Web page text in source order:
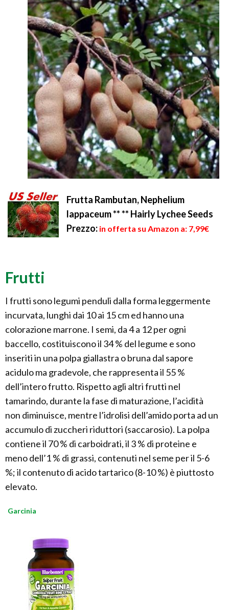
Frutta Rambutan, Nephelium
lappaceum ** ** Hairly Lychee Seeds
Prezzo: in offerta su Amazon a: 7,99€
Frutti
I frutti sono legumi penduli dalla forma leggermente
incurvata, lunghi dai 10 ai 15 cm ed hanno una
colorazione marrone. I semi, da 4 a 12 per ogni
baccello, costituiscono il 34 % del legume e sono
inseriti in una polpa giallastra o bruna dal sapore
acidulo ma gradevole, che rappresenta il 55 %
dell’intero frutto. Rispetto agli altri frutti nel
tamarindo, durante la fase di maturazione, l’acidità
non diminuisce, mentre l’idrolisi dell’amido porta ad un
accumulo di zuccheri riduttori (saccarosio). La polpa
contiene il 70 % di carboidrati, il 3 % di proteine e
meno dell’1 % di grassi, contenuti nel seme per il 5-6
%; il contenuto di acido tartarico (8-10 %) è piuttosto
elevato.
Garcinia